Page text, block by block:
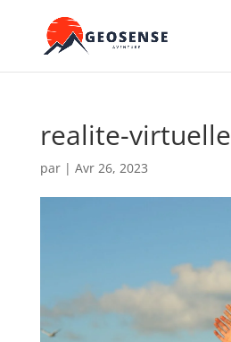
realite-virtuelle
par | Avr 26, 2023